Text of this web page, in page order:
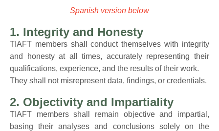
Spanish version below
1. Integrity and Honesty
TIAFT members shall conduct themselves with integrity
and honesty at all times, accurately representing their
qualifications, experience, and the results of their work.
They shall not misrepresent data, findings, or credentials.
2. Objectivity and Impartiality
TIAFT members shall remain objective and impartial,
basing their analyses and conclusions solely on the